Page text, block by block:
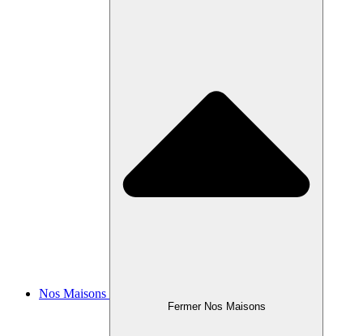
Nos Maisons
Fermer Nos Maisons